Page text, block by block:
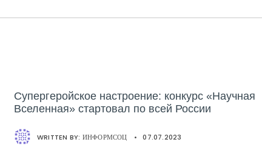
Супергеройское настроение: конкурс «Научная
Вселенная» стартовал по всей России
WRITTEN BY: ИНФОРМСОЦ • 07.07.2023